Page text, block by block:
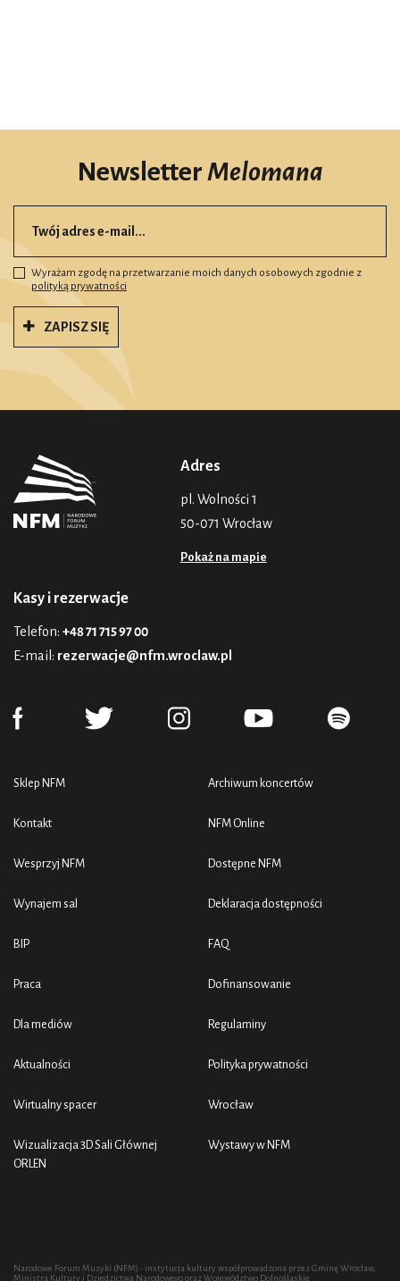
NewsletterMelomana
Wyrażam zgodę na przetwarzanie moich danych osobowych zgodnie z
polityką prywatności
ZAPISZ SIĘ
Adres
pl. Wolności 1
50-071 Wrocław
Pokaż na mapie
Kasy i rezerwacje
Telefon: +48 71 715 97 00
E-mail: rezerwacje@nfm.wroclaw.pl
Sklep NFM
Kontakt
Wesprzyj NFM
Wynajem sal
BIP
Praca
Dla mediów
Aktualności
Wirtualny spacer
Wizualizacja 3D Sali Głównej
ORLEN
Archiwum koncertów
NFM Online
Dostępne NFM
Deklaracja dostępności
FAQ
Dofinansowanie
Regulaminy
Polityka prywatności
Wrocław
Wystawy w NFM
Narodowe Forum Muzyki (NFM) - instytucja kultury współprowadzona przez Gminę Wrocław,
Ministra Kultury i Dziedzictwa Narodowego oraz Województwo Dolnośląskie